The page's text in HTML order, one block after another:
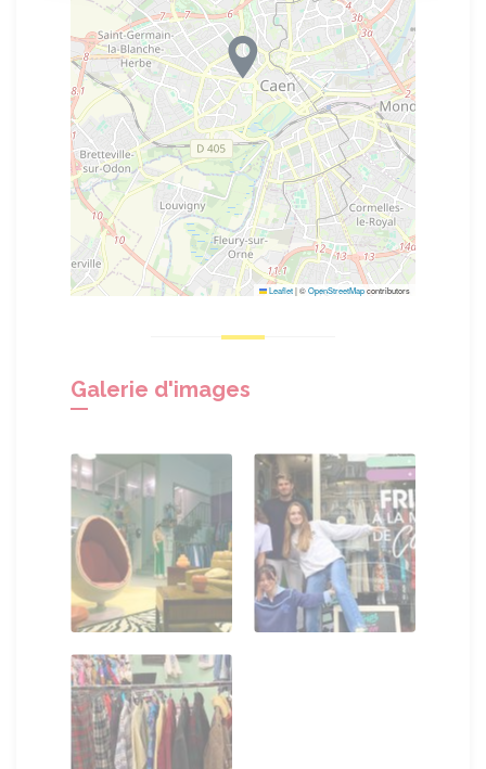
Leaflet|©OpenStreetMapcontributors
Galerie d'images